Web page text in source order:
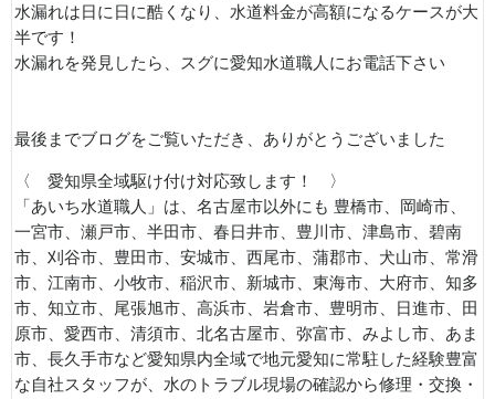
水漏れは日に日に酷くなり、水道料金が高額になるケースが大
半です！
水漏れを発見したら、スグに愛知水道職人にお電話下さい
最後までブログをご覧いただき、ありがとうございました
〈 愛知県全域駆け付け対応致します！ 〉
「あいち水道職人」は、名古屋市以外にも 豊橋市、岡崎市、
一宮市、瀬戸市、半田市、春日井市、豊川市、津島市、碧南
市、刈谷市、豊田市、安城市、西尾市、蒲郡市、犬山市、常滑
市、江南市、小牧市、稲沢市、新城市、東海市、大府市、知多
市、知立市、尾張旭市、高浜市、岩倉市、豊明市、日進市、田
原市、愛西市、清須市、北名古屋市、弥富市、みよし市、あま
市、長久手市など愛知県内全域で地元愛知に常駐した経験豊富
な自社スタッフが、水のトラブル現場の確認から修理・交換・